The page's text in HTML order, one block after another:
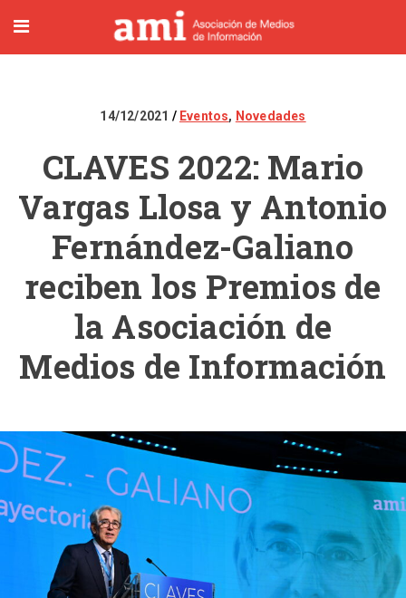
14/12/2021 Eventos, Novedades
CLAVES 2022: Mario
Vargas Llosa y Antonio
Fernández-Galiano
reciben los Premios de
la Asociación de
Medios de Información